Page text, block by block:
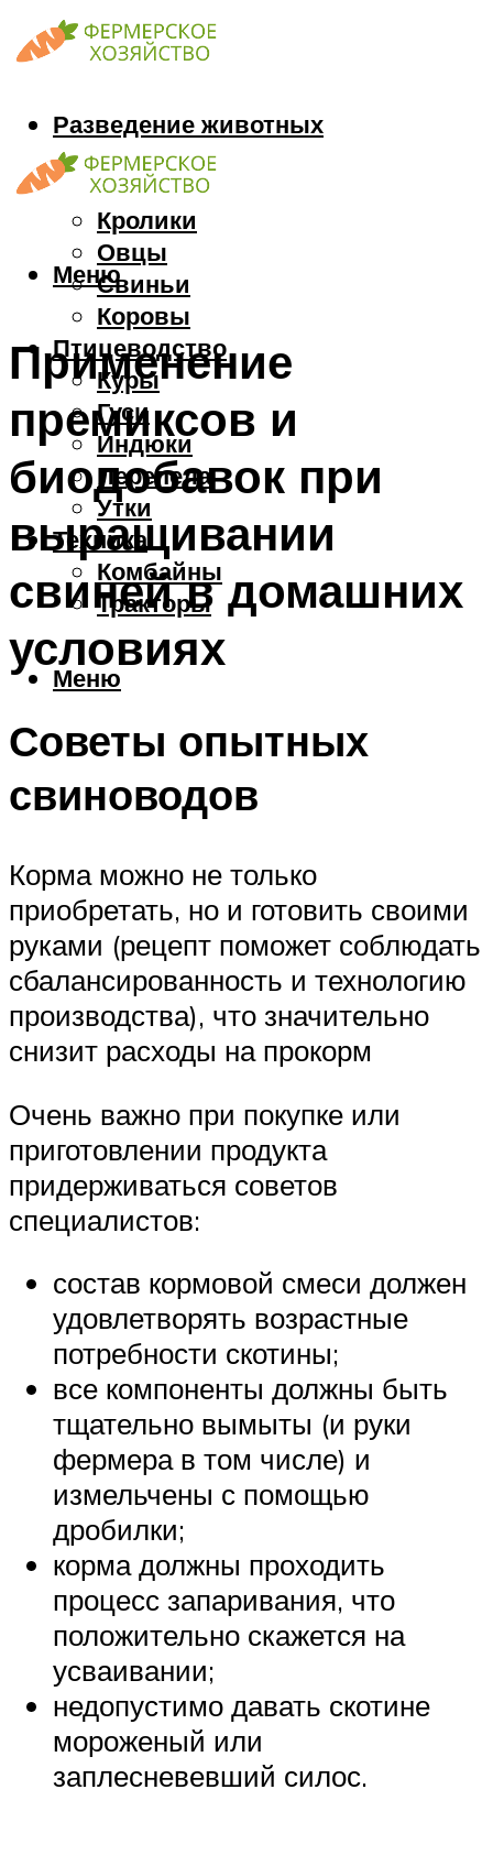
Разведение животных
Козы
Кони
Кролики
Овцы
Свиньи
Коровы
Птицеводство
Куры
Гуси
Индюки
Перепела
Утки
Техника
Комбайны
Тракторы
Меню
Меню
Применение
премиксов и
биодобавок при
выращивании
свиней в домашних
условиях
Советы опытных
свиноводов
Корма можно не только
приобретать, но и готовить своими
руками (рецепт поможет соблюдать
сбалансированность и технологию
производства), что значительно
снизит расходы на прокорм
Очень важно при покупке или
приготовлении продукта
придерживаться советов
специалистов:
состав кормовой смеси должен
удовлетворять возрастные
потребности скотины;
все компоненты должны быть
тщательно вымыты (и руки
фермера в том числе) и
измельчены с помощью
дробилки;
корма должны проходить
процесс запаривания, что
положительно скажется на
усваивании;
недопустимо давать скотине
мороженый или
заплесневевший силос.